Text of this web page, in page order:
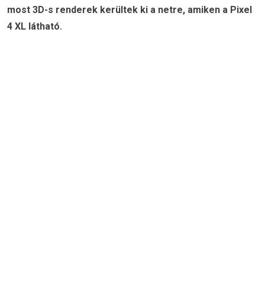
most 3D-s renderek kerültek ki a netre, amiken a Pixel
4 XL látható.